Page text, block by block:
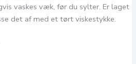
vaskes væk, før du sylter. Er laget
det af med et tørt viskestykke.